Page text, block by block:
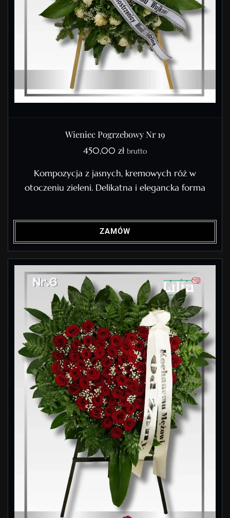
Wieniec Pogrzebowy Nr 19
450,00 zł brutto
Kompozycja z jasnych, kremowych róż w
otoczeniu zieleni. Delikatna i elegancka forma
ZAMÓW